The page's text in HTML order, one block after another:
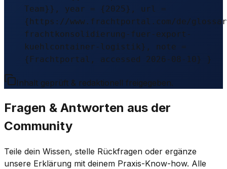
Team}}, year = {2025}, url =
{https://www.frachtportal.com/de/
frachtkonsolidierung-fuer-export-
kuehlcontainer-logistik}, note =
{Frachtportal, accessed 2026-08-10} }
Inhalt geprüft & redaktionell freigegeben.
Fragen & Antworten aus der
Community
Teile dein Wissen, stelle Rückfragen oder ergänze
unsere Erklärung mit deinem Praxis-Know-how. Alle